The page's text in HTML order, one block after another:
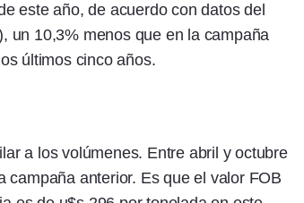
este año, de acuerdo con datos del
un 10,3% menos que en la campaña
últimos cinco años.
a los volúmenes. Entre abril y octubre
campaña anterior. Es que el valor FOB